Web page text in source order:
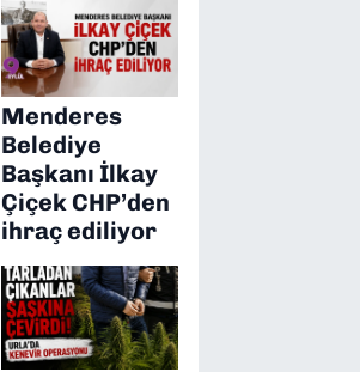
Menderes
Belediye
Başkanı İlkay
Çiçek CHP’den
ihraç ediliyor